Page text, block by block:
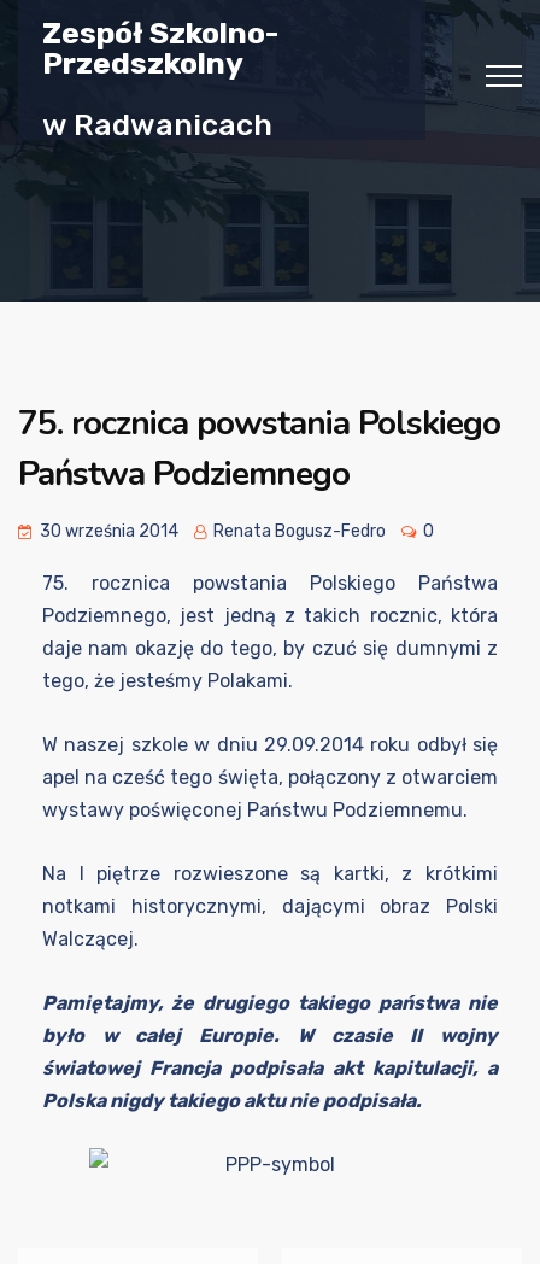
Zespół Szkolno-
Przedszkolny
w Radwanicach
75. rocznica powstania Polskiego
Państwa Podziemnego
30 września 2014 Renata Bogusz-Fedro 0
75. rocznica powstania Polskiego Państwa
Podziemnego, jest jedną z takich rocznic, która
daje nam okazję do tego, by czuć się dumnymi z
tego, że jesteśmy Polakami.
W naszej szkole w dniu 29.09.2014 roku odbył się
apel na cześć tego święta, połączony z otwarciem
wystawy poświęconej Państwu Podziemnemu.
Na I piętrze rozwieszone są kartki, z krótkimi
notkami historycznymi, dającymi obraz Polski
Walczącej.
Pamiętajmy, że drugiego takiego państwa nie
było w całej Europie. W czasie II wojny
światowej Francja podpisała akt kapitulacji, a
Polska nigdy takiego aktu nie podpisała.